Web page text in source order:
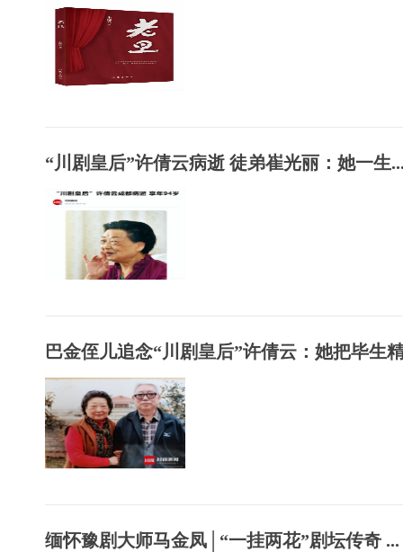
“川剧皇后”许倩云病逝 徒弟崔光丽：她一生
巴金侄儿追念“川剧皇后”许倩云：她把毕生
缅怀豫剧大师马金凤│“一挂两花”剧坛传奇 ...